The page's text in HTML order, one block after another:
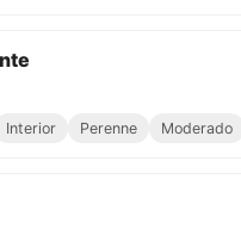
Interior Perenne Moderado